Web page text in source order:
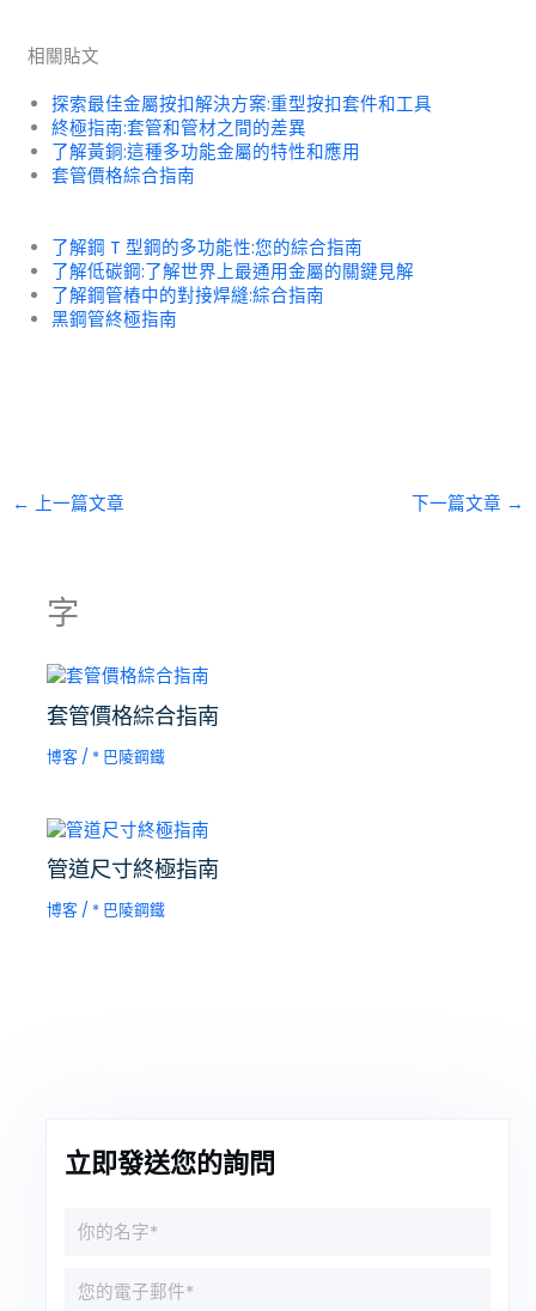
相關貼文
探索最佳金屬按扣解決方案:重型按扣套件和工具
終極指南:套管和管材之間的差異
了解黃銅:這種多功能金屬的特性和應用
套管價格綜合指南
了解鋼 T 型鋼的多功能性:您的綜合指南
了解低碳鋼:了解世界上最通用金屬的關鍵見解
了解鋼管樁中的對接焊縫:綜合指南
黑鋼管終極指南
← 上一篇文章 下一篇文章 →
字
套管價格綜合指南
博客 / * 巴陵鋼鐵
管道尺寸終極指南
博客 / * 巴陵鋼鐵
立即發送您的詢問